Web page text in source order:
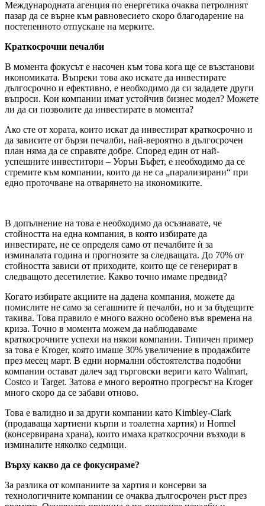
Международната агенция по енергетика очаква петролният
пазар да се върне към равновесието скоро благодарение на
постепенното отпускане на мерките.
Краткосрочни печалби
В момента фокусът е насочен към това кога ще се възстанови
икономиката. Въпреки това ако искате да инвестирате
дългосрочно и ефективно, е необходимо да си зададете други
въпроси. Кои компании имат устойчив бизнес модел? Можете
ли да си позволите да инвестирате в момента?
Ако сте от хората, които искат да инвестират краткосрочно и
да зависите от бързи печалби, най-вероятно в дългосрочен
план няма да се справяте добре. Според един от най-
успешните инвеститори – Уорън Бъфет, е необходимо да се
стремите към компании, които да не са „парализирани“ при
едно проточване на отварянето на икономиките.
В допълнение на това е необходимо да осъзнавате, че
стойността на една компания, в която избирате да
инвестирате, не се определя само от печалбите ѝ за
изминалата година и прогнозите за следващата. До 70% от
стойността зависи от приходите, които ще се генерират в
следващото десетилетие. Какво точно имаме предвид?
Когато избирате акциите на дадена компания, можете да
помислите не само за сегашните ѝ печалби, но и за бъдещите
такива. Това правило е много важно особено във времена на
криза. Точно в момента можем да наблюдаваме
краткосрочните успехи на някои компании. Типичен пример
за това е Kroger, която имаше 30% увеличение в продажбите
през месец март. В едни нормални обстоятелства подобни
компании остават далеч зад търговски вериги като Walmart,
Costco и Target. Затова е много вероятно прогресът на Kroger
много скоро да се забави отново.
Това е валидно и за други компании като Kimbley-Clark
(продаваща хартиени кърпи и тоалетна хартия) и Hormel
(консервирана храна), които имаха краткосрочни възходи в
изминалите няколко седмици.
Върху какво да се фокусираме?
За разлика от компаниите за хартия и консерви за
технологичните компании се очаква дългосрочен ръст през